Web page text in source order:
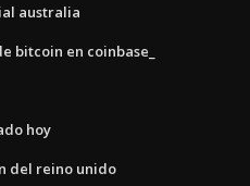
australia
bitcoin en coinbase_
hoy
del reino unido